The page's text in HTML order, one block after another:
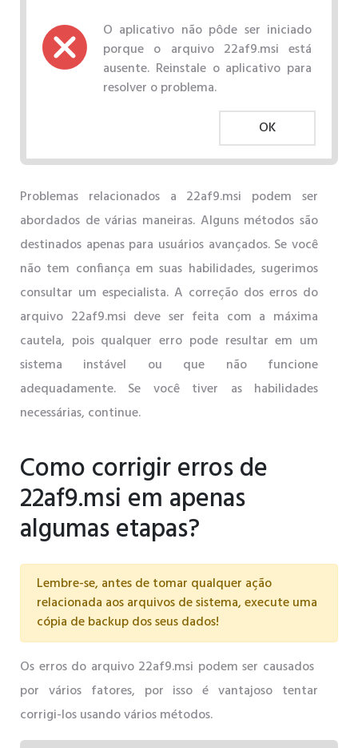
O aplicativo não pôde ser iniciado
porque o arquivo 22af9.msi está
ausente. Reinstale o aplicativo para
resolver o problema.
OK
Problemas relacionados a 22af9.msi podem ser
abordados de várias maneiras. Alguns métodos são
destinados apenas para usuários avançados. Se você
não tem confiança em suas habilidades, sugerimos
consultar um especialista. A correção dos erros do
arquivo 22af9.msi deve ser feita com a máxima
cautela, pois qualquer erro pode resultar em um
sistema instável ou que não funcione
adequadamente. Se você tiver as habilidades
necessárias, continue.
Como corrigir erros de
22af9.msi em apenas
algumas etapas?
Lembre-se, antes de tomar qualquer ação
relacionada aos arquivos de sistema, execute uma
cópia de backup dos seus dados!
Os erros do arquivo 22af9.msi podem ser causados ​​
por vários fatores, por isso é vantajoso tentar
corrigi-los usando vários métodos.